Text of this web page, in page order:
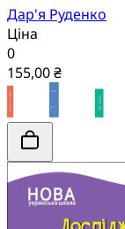
Дар'я Руденко
Ціна
0
155,00 ₴